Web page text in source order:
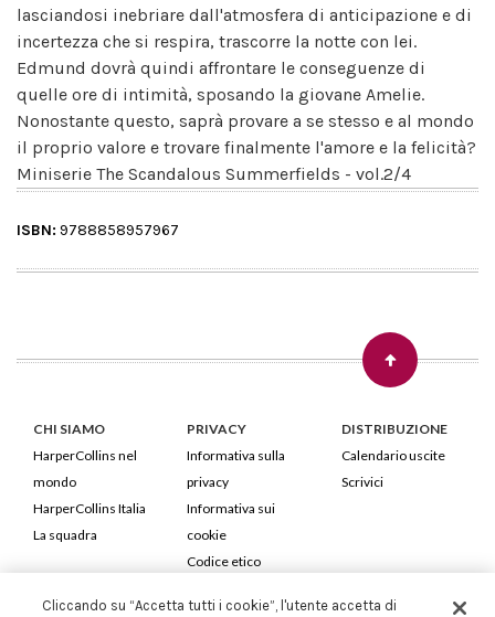
lasciandosi inebriare dall'atmosfera di anticipazione e di
incertezza che si respira, trascorre la notte con lei.
Edmund dovrà quindi affrontare le conseguenze di
quelle ore di intimità, sposando la giovane Amelie.
Nonostante questo, saprà provare a se stesso e al mondo
il proprio valore e trovare finalmente l'amore e la felicità?
Miniserie The Scandalous Summerfields - vol.2/4
ISBN: 9788858957967
CHI SIAMO
HarperCollins nel
mondo
HarperCollins Italia
La squadra
PRIVACY
Informativa sulla
privacy
Informativa sui
cookie
Codice etico
DISTRIBUZIONE
Calendario uscite
Scrivici
Cliccando su “Accetta tutti i cookie”, l'utente accetta di